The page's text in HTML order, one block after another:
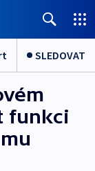
SLEDOVAT
funkci